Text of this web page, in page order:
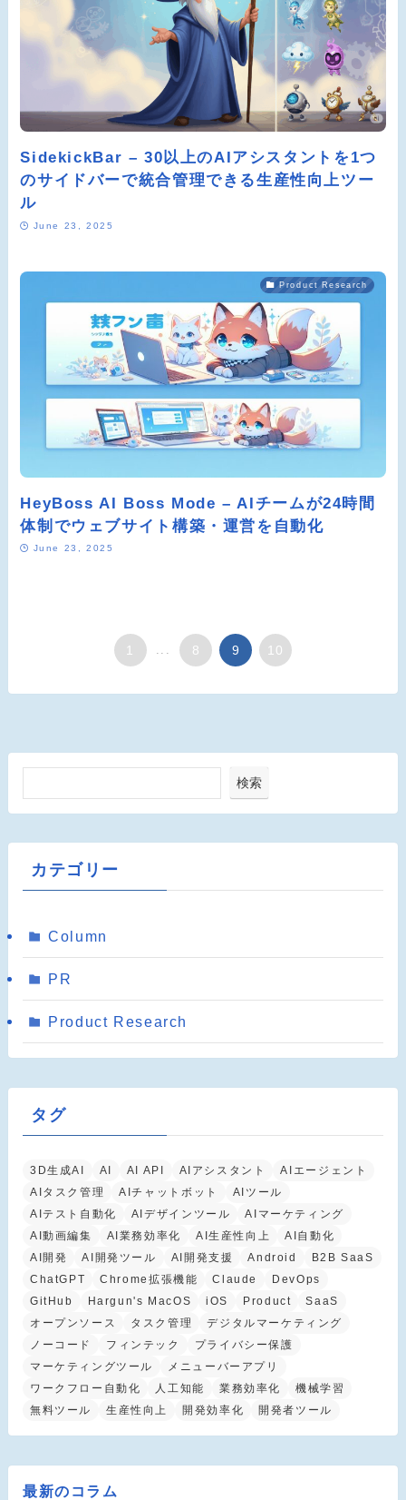
SidekickBar – 30以上のAIアシスタントを1つ
のサイドバーで統合管理できる生産性向上ツー
ル
June 23, 2025
Product Research
HeyBoss AI Boss Mode – AIチームが24時間
体制でウェブサイト構築・運営を自動化
June 23, 2025
1 8 9 10
検索
カテゴリー
Column
PR
Product Research
タグ
3D生成AI AI AI API AIアシスタント
AIエージェント
AIタスク管理
AIチャットボット
AIツール
AIテスト自動化
AIデザインツール
AIマーケティング
AI動画編集
AI業務効率化 AI生産性向上
AI自動化
AI開発
AI開発ツール AI開発支援 Android
B2B SaaS
ChatGPT
Chrome拡張機能 Claude
DevOps
GitHub
Hargun's MacOS iOS Product
SaaS
オープンソース
タスク管理
デジタルマーケティング
ノーコード
フィンテック
プライバシー保護
マーケティングツール
メニューバーアプリ
ワークフロー自動化
人工知能 業務効率化
機械学習
無料ツール
生産性向上 開発効率化 開発者ツール
最新のコラム